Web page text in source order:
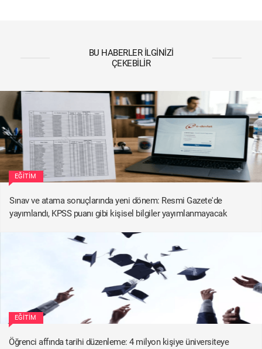
BU HABERLER İLGINIZI
ÇEKEBILIR
EĞITIM
Sınav ve atama sonuçlarında yeni dönem: Resmi Gazete'de
yayımlandı, KPSS puanı gibi kişisel bilgiler yayımlanmayacak
EĞITIM
Öğrenci affında tarihi düzenleme: 4 milyon kişiye üniversiteye